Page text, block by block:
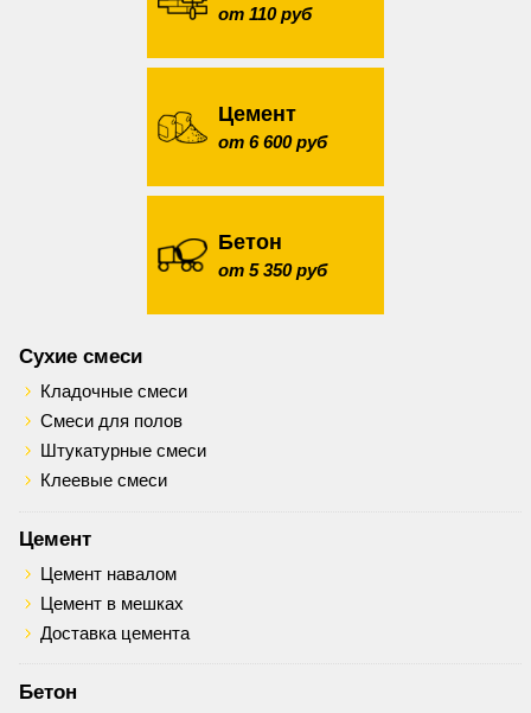
от 110 руб
Цемент
от 6 600 руб
Бетон
от 5 350 руб
Сухие смеси
Кладочные смеси
Смеси для полов
Штукатурные смеси
Клеевые смеси
Цемент
Цемент навалом
Цемент в мешках
Доставка цемента
Бетон